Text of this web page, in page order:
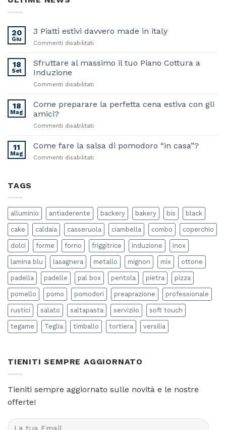
20
Giu
3 Piatti estivi davvero made in italy
Commenti disabilitati
Piatti
italy
18
Set
Sfruttare al massimo il tuo Piano Cottura a
Induzione
Commenti disabilitati
massimo
Cottura
18
Mag
Come preparare la perfetta cena estiva con gli
amici?
Commenti disabilitati
preparare
11
Mag
Come fare la salsa di pomodoro “in casa”?
Commenti disabilitati
pomodoro
casa”?
TAGS
alluminio antiaderente backery bakery bis black
cake caldaia casseruola ciambella combo coperchio
dolci forme forno friggitrice induzione inox
lamina blu lasagnera metallo mignon mix ottone
padella padelle pal box pentola pietra pizza
pomello pomo pomodori preaprazione professionale
rustici salato saltapasta serviziio soft touch
tegame Teglia timballo tortiera versilia
TIENITI SEMPRE AGGIORNATO
Tieniti sempre aggiornato sulle novità e le nostre
offerte!